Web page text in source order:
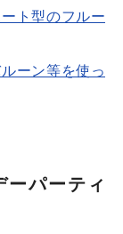
ト型のフルー
ーン等を使っ
ーパーティ